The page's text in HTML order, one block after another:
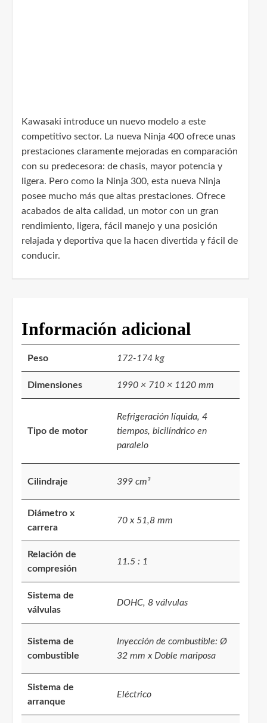
Kawasaki introduce un nuevo modelo a este
competitivo sector. La nueva Ninja 400 ofrece unas
prestaciones claramente mejoradas en comparación
con su predecesora: de chasis, mayor potencia y
ligera. Pero como la Ninja 300, esta nueva Ninja
posee mucho más que altas prestaciones. Ofrece
acabados de alta calidad, un motor con un gran
rendimiento, ligera, fácil manejo y una posición
relajada y deportiva que la hacen divertida y fácil de
conducir.
Información adicional
Peso 172-174 kg
Dimensiones 1990 × 710 × 1120 mm
Tipo de motor
Refrigeración líquida, 4
tiempos, bicilíndrico en
paralelo
Cilindraje 399 cm³
Diámetro x
carrera
70 x 51,8 mm
Relación de
compresión
11.5 : 1
Sistema de
válvulas
DOHC, 8 válvulas
Sistema de
combustible
Inyección de combustible: Ø
32 mm x Doble mariposa
Sistema de
arranque
Eléctrico